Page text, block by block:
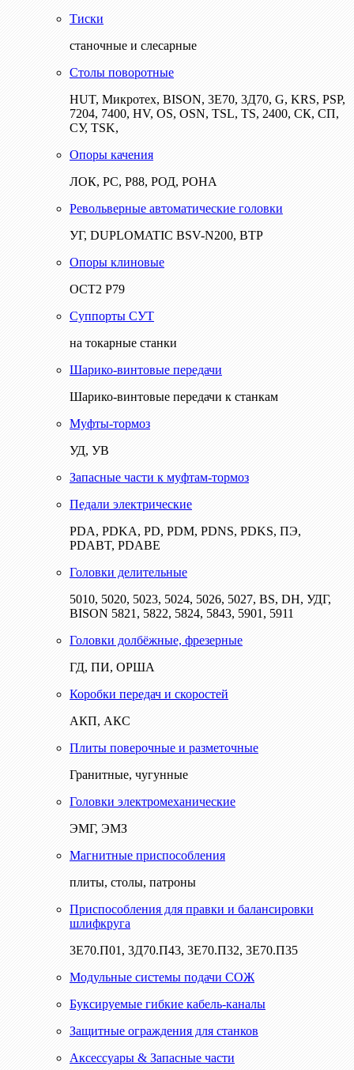
Тиски
станочные и слесарные
Столы поворотные
HUT, Микротех, BISON, 3Е70, 3Д70, G, KRS, PSP,
7204, 7400, HV, OS, OSN, TSL, TS, 2400, СК, СП,
СУ, TSK,
Опоры качения
ЛОК, РС, Р88, РОД, РОНА
Револьверные автоматические головки
УГ, DUPLOMATIC BSV-N200, ВТР
Опоры клиновые
ОСТ2 Р79
Суппорты СУТ
на токарные станки
Шарико-винтовые передачи
Шарико-винтовые передачи к станкам
Муфты-тормоз
УД, УВ
Запасные части к муфтам-тормоз
Педали электрические
PDA, PDKA, PD, PDM, PDNS, PDKS, ПЭ,
PDABT, PDABE
Головки делительные
5010, 5020, 5023, 5024, 5026, 5027, BS, DH, УДГ,
BISON 5821, 5822, 5824, 5843, 5901, 5911
Головки долбёжные, фрезерные
ГД, ПИ, ОРША
Коробки передач и скоростей
АКП, АКС
Плиты поверочные и разметочные
Гранитные, чугунные
Головки электромеханические
ЭМГ, ЭМЗ
Магнитные приспособления
плиты, столы, патроны
Приспособления для правки и балансировки
шлифкруга
3Е70.П01, 3Д70.П43, 3Е70.П32, 3Е70.П35
Модульные системы подачи СОЖ
Буксируемые гибкие кабель-каналы
Защитные ограждения для станков
Аксессуары & Запасные части